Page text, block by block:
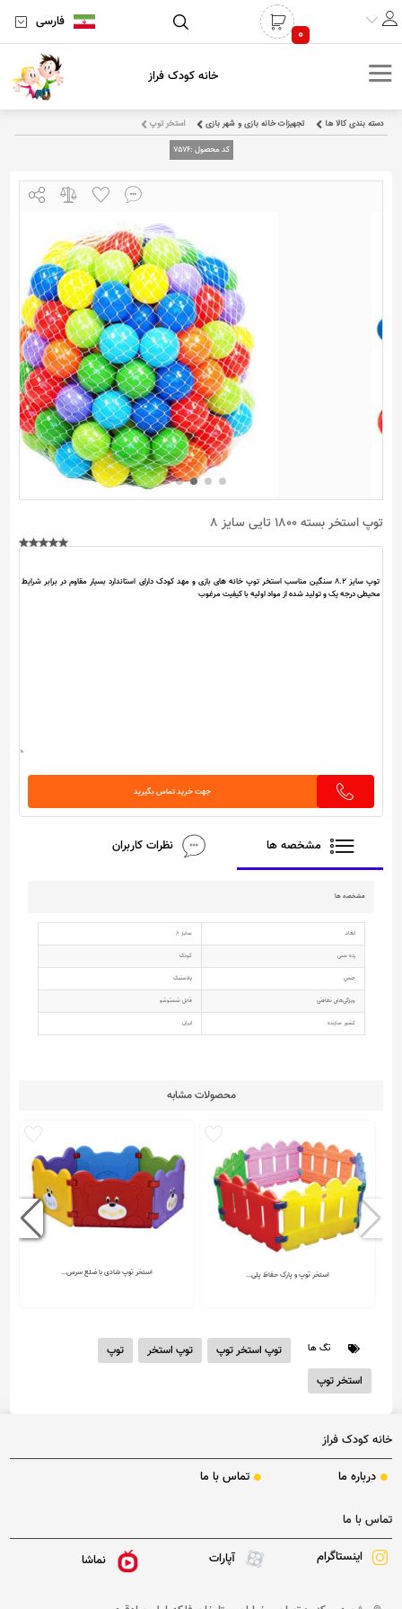
0
فارسی
خانه کودک فراز
دسته بندی کالا ها تجهیزات خانه بازی و شهر بازی استخر توپ
کد محصول :7576
توپ استخر بسته 1800 تایی سایز 8
جهت خرید تماس بگیرید
مشخصه ها نظرات کاربران
مشخصه ها
ابعاد سایز 8
رده سنی کودک
جنس پلاستیک
ویژگی‌های نظافتی قابل شستوشو
کشور سازنده ایران
محصولات مشابه
استخر توپ و پارک حفاظ پلی...
فاقد قیمت
استخر توپ شادی با ضلع سرس...
فاقد قیمت تگ ها توپ استخر توپ توپ استخر
توپ
استخر توپ
خانه کودک فراز
درباره ما تماس با ما
تماس با ما
اینستاگرام آپارات نماشا